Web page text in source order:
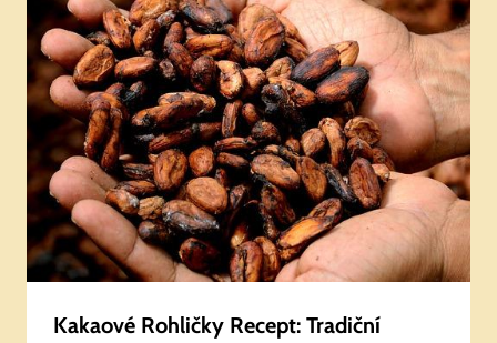
Kakaové Rohličky Recept: Tradiční